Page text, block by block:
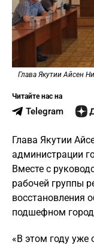
Глава Якутии Айсен
Читайте нас на
Telegram
Глава Якутии
администрации
Вместе с
рабочей группы
восстановления
подшефном
«В этом году